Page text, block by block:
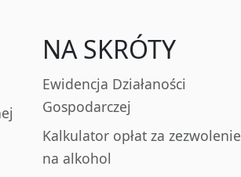
NA SKRÓTY
Ewidencja Działaności
Gospodarczej
Kalkulator opłat za zezwolenie
na alkohol